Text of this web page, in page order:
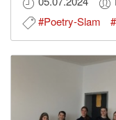
#Poetry-Slam